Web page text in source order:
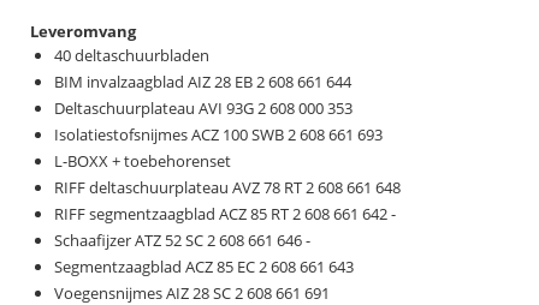
Leveromvang
40 deltaschuurbladen
BIM invalzaagblad AIZ 28 EB 2 608 661 644
Deltaschuurplateau AVI 93G 2 608 000 353
Isolatiestofsnijmes ACZ 100 SWB 2 608 661 693
L-BOXX + toebehorenset
RIFF deltaschuurplateau AVZ 78 RT 2 608 661 648
RIFF segmentzaagblad ACZ 85 RT 2 608 661 642 -
Schaafijzer ATZ 52 SC 2 608 661 646 -
Segmentzaagblad ACZ 85 EC 2 608 661 643
Voegensnijmes AIZ 28 SC 2 608 661 691